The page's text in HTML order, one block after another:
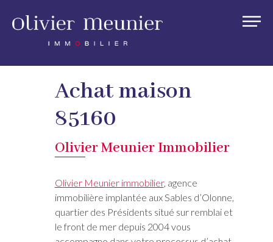
Achat maison
85160
Olivier Meunier Immobilier
Olivier Meunier immobilier, agence
immobilière implantée aux Sables d’Olonne,
quartier des Présidents situé sur remblai et
le front de mer depuis 2004 vous